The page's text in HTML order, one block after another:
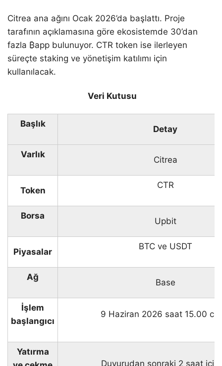
Citrea ana ağını Ocak 2026’da başlattı. Proje
tarafının açıklamasına göre ekosistemde 30’dan
fazla ₿app bulunuyor. CTR token ise ilerleyen
süreçte staking ve yönetişim katılımı için
kullanılacak.
Veri Kutusu
Başlık
Detay
Varlık
Citrea
Token
CTR
Borsa
Upbit
Piyasalar
BTC ve USDT
Ağ
Base
İşlem
başlangıcı
9 Haziran 2026 saat 15.00
Yatırma
Duyurudan sonraki 2 saat